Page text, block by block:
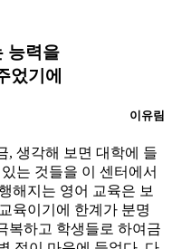
능력을
었기에
이유림
, 생각해 보면 대학에 들
는 것들을 이 센터에서
해지는 영어 교육은 보
육이기에 한계가 분명
복하고 학생들로 하여금